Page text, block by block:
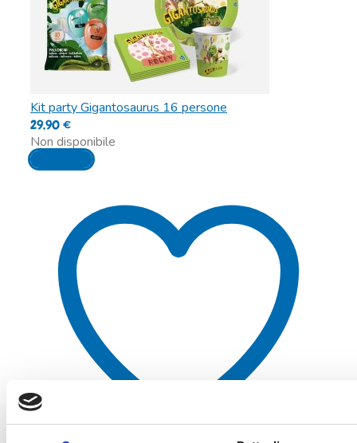
Kit party Gigantosaurus 16 persone
29,90€
Non disponibile
Leggi tutto